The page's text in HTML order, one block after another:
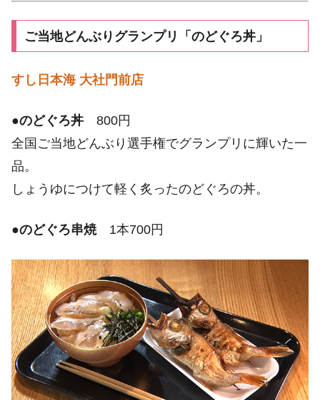
ご当地どんぶりグランプリ「のどぐろ丼」
すし日本海 大社門前店
●のどぐろ丼 800円
全国ご当地どんぶり選手権でグランプリに輝いた一
品。
しょうゆにつけて軽く炙ったのどぐろの丼。
●のどぐろ串焼1本700円